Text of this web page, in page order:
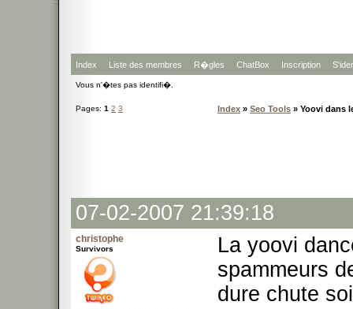
Index Liste des membres R�gles ChatBox Inscription
Vous n'�tes pas identifi�.
Pages: 1 2 3 Index » Seo Tools » Yoovi dans
07-02-2007 21:39:18
christophe
Survivors
La yoovi
spammeurs
dure chute